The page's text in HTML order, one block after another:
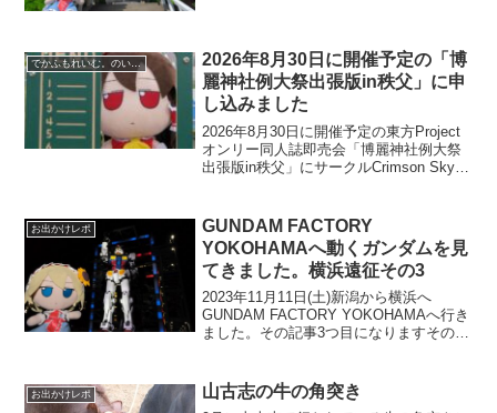
パークを目指しま...
でかふもれいむ。のいる風景
2026年8月30日に開催予定の「博
麗神社例大祭出張版in秩父」に申
し込みました
2026年8月30日に開催予定の東方Project
オンリー同人誌即売会「博麗神社例大祭
出張版in秩父」にサークルCrimson Skyと
続き申込になります。今回はボ...
お出かけレポ
GUNDAM FACTORY
YOKOHAMAへ動くガンダムを見
てきました。横浜遠征その3
2023年11月11日(土)新潟から横浜へ
GUNDAM FACTORY YOKOHAMAへ行き
ました。その記事3つ目になりますその1
18時ころガンダム...
お出かけレポ 山古志の牛の角突き